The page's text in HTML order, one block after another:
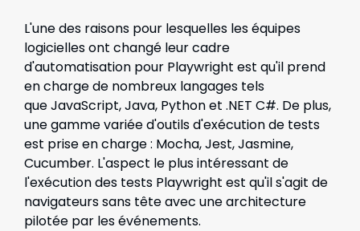
L'une des raisons pour lesquelles les équipes
logicielles ont changé leur cadre
d'automatisation pour Playwright est qu'il prend
en charge de nombreux langages tels
queJavaScript, Java, Python et .NET C#. De plus,
une gamme variée d'outils d'exécution de tests
est prise en charge : Mocha, Jest, Jasmine,
Cucumber. L'aspect le plus intéressant de
l'exécution des tests Playwright est qu'il s'agit de
navigateurs sans tête avec une architecture
pilotée par les événements.